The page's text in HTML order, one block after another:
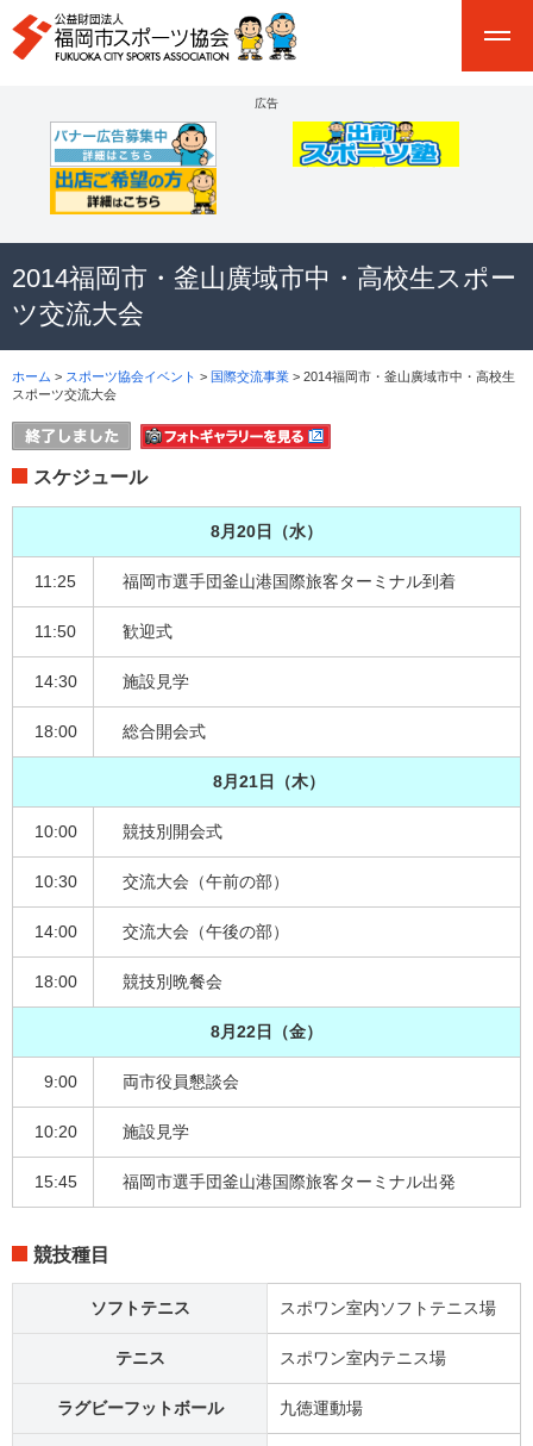
広告
2014福岡市・釜山廣域市中・高校生スポー
ツ交流大会
ホーム > スポーツ協会イベント > 国際交流事業 > 2014福岡市・釜山廣域市中・高校生
スポーツ交流大会
スケジュール
8月20日（水）
11:25 福岡市選手団釜山港国際旅客ターミナル到着
11:50 歓迎式
14:30 施設見学
18:00 総合開会式
8月21日（木）
10:00 競技別開会式
10:30 交流大会（午前の部）
14:00 交流大会（午後の部）
18:00 競技別晩餐会
8月22日（金）
9:00 両市役員懇談会
10:20 施設見学
15:45 福岡市選手団釜山港国際旅客ターミナル出発
競技種目
ソフトテニス スポワン室内ソフトテニス場
テニス スポワン室内テニス場
ラグビーフットボール 九徳運動場